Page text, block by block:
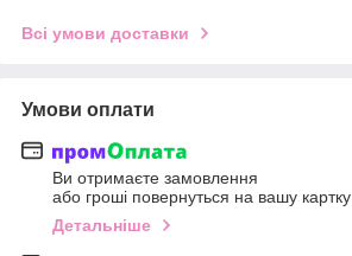
Всі умови доставки
Умови оплати
Ви отримаєте замовлення
або гроші повернуться на вашу картку
Детальніше